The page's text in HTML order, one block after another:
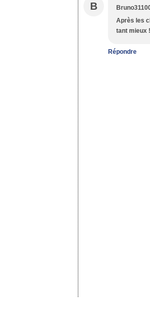
B
Après les
tant mieux !
Répondre